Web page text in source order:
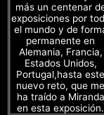
más un centenar
exposiciones por
el mundo y de
permanente en
Alemania, Francia,
Estados Unidos,
Portugal,hasta este
nuevo reto, que me
ha traído a Miranda
en esta exposición.